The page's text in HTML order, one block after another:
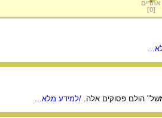
אתרים
[
0
]
/למידע מלא...